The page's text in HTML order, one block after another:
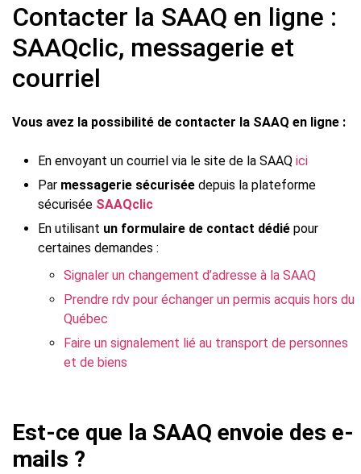
Contacter la SAAQ en ligne :
SAAQclic, messagerie et
courriel
Vous avez la possibilité de contacter la SAAQ en ligne :
En envoyant un courriel via le site de la SAAQ ici
Par messagerie sécurisée depuis la plateforme
sécurisée SAAQclic
En utilisant un formulaire de contact dédié pour
certaines demandes :
Signaler un changement d’adresse à la SAAQ
Prendre rdv pour échanger un permis acquis hors du
Québec
Faire un signalement lié au transport de personnes
et de biens
Est-ce que la SAAQ envoie des e-
mails ?